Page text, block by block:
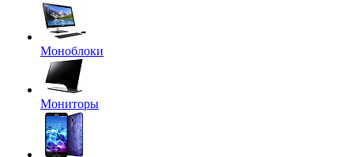
Моноблоки
Мониторы